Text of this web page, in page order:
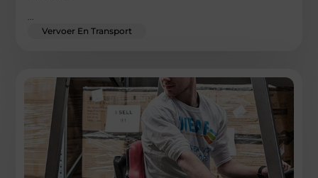
...
Vervoer En Transport